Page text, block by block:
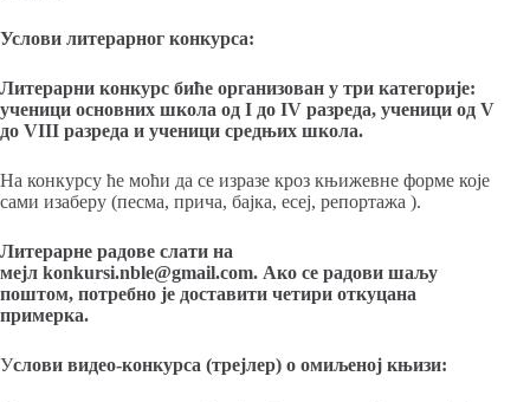
Услови литерарног конкурса:
Литерарни конкурс биће организован у три категорије:
ученици основних школа од I до IV разреда, ученици од V
до VIII разреда и ученици средњих школа.
На конкурсу ће моћи да се изразе кроз књижевне форме које
сами изаберу (песма, прича, бајка, есеј, репортажа ).
Литерарне радове слати на
мејл konkursi.nble@gmail.com. Ако се радови шаљу
поштом, потребно је доставити четири откуцана
примерка.
Услови видео-конкурса (трејлер) о омиљеној књизи: